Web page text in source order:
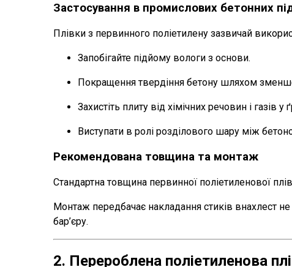
Застосування в промислових бетонних
Плівки з первинного поліетилену зазвичай
Запобігайте підйому вологи з основи.
Покращення твердіння бетону шляхом
Захистіть плиту від хімічних речовин і газів у
Виступати в ролі розділового шару між
Рекомендована товщина та монтаж
Стандартна товщина первинної поліетиленової
Монтаж передбачає накладання стиків внахлест
бар’єру.
2. Перероблена поліетиленова